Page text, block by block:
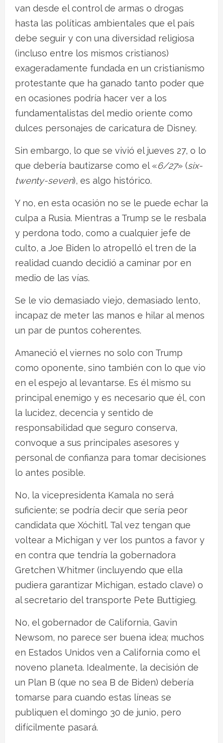
van desde el control de armas o drogas
hasta las políticas ambientales que el país
debe seguir y con una diversidad religiosa
(incluso entre los mismos cristianos)
exageradamente fundada en un cristianismo
protestante que ha ganado tanto poder que
en ocasiones podría hacer ver a los
fundamentalistas del medio oriente como
dulces personajes de caricatura de Disney.
Sin embargo, lo que se vivió el jueves 27, o lo
que debería bautizarse como el «6/27» (six-
twenty-seven), es algo histórico.
Y no, en esta ocasión no se le puede echar la
culpa a Rusia. Mientras a Trump se le resbala
y perdona todo, como a cualquier jefe de
culto, a Joe Biden lo atropelló el tren de la
realidad cuando decidió a caminar por en
medio de las vías.
Se le vio demasiado viejo, demasiado lento,
incapaz de meter las manos e hilar al menos
un par de puntos coherentes.
Amaneció el viernes no solo con Trump
como oponente, sino también con lo que vio
en el espejo al levantarse. Es él mismo su
principal enemigo y es necesario que él, con
la lucidez, decencia y sentido de
responsabilidad que seguro conserva,
convoque a sus principales asesores y
personal de confianza para tomar decisiones
lo antes posible.
No, la vicepresidenta Kamala no será
suficiente; se podría decir que sería peor
candidata que Xóchitl. Tal vez tengan que
voltear a Michigan y ver los puntos a favor y
en contra que tendría la gobernadora
Gretchen Whitmer (incluyendo que ella
pudiera garantizar Michigan, estado clave) o
al secretario del transporte Pete Buttigieg.
No, el gobernador de California, Gavin
Newsom, no parece ser buena idea; muchos
en Estados Unidos ven a California como el
noveno planeta. Idealmente, la decisión de
un Plan B (que no sea B de Biden) debería
tomarse para cuando estas líneas se
publiquen el domingo 30 de junio, pero
difícilmente pasará.